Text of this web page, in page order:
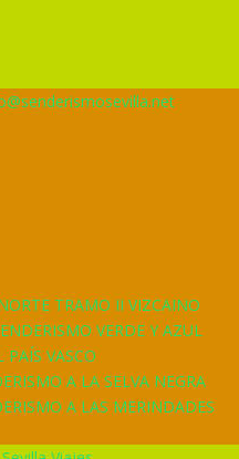
TRAMO II VIZCAINO
VERDE Y AZUL
PAÍS VASCO
A LA SELVA NEGRA
A LAS MERINDADES